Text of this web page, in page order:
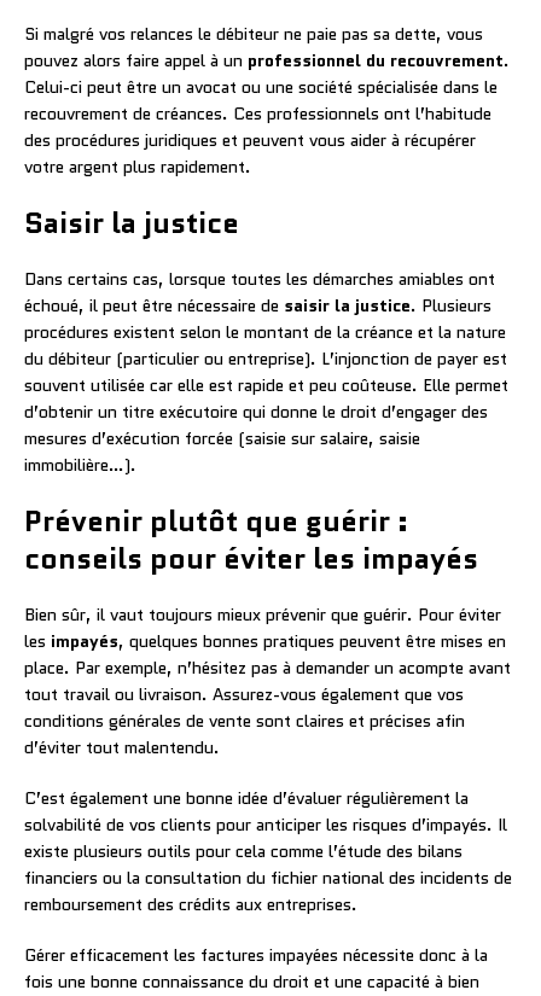
Si malgré vos relances le débiteur ne paie pas sa dette, vous
pouvez alors faire appel à un professionnel du recouvrement.
Celui-ci peut être un avocat ou une société spécialisée dans le
recouvrement de créances. Ces professionnels ont l’habitude
des procédures juridiques et peuvent vous aider à récupérer
votre argent plus rapidement.
Saisir la justice
Dans certains cas, lorsque toutes les démarches amiables ont
échoué, il peut être nécessaire de saisir la justice. Plusieurs
procédures existent selon le montant de la créance et la nature
du débiteur (particulier ou entreprise). L’injonction de payer est
souvent utilisée car elle est rapide et peu coûteuse. Elle permet
d’obtenir un titre exécutoire qui donne le droit d’engager des
mesures d’exécution forcée (saisie sur salaire, saisie
immobilière…).
Prévenir plutôt que guérir :
conseils pour éviter les impayés
Bien sûr, il vaut toujours mieux prévenir que guérir. Pour éviter
les impayés, quelques bonnes pratiques peuvent être mises en
place. Par exemple, n’hésitez pas à demander un acompte avant
tout travail ou livraison. Assurez-vous également que vos
conditions générales de vente sont claires et précises afin
d’éviter tout malentendu.
C’est également une bonne idée d’évaluer régulièrement la
solvabilité de vos clients pour anticiper les risques d’impayés. Il
existe plusieurs outils pour cela comme l’étude des bilans
financiers ou la consultation du fichier national des incidents de
remboursement des crédits aux entreprises.
Gérer efficacement les factures impayées nécessite donc à la
fois une bonne connaissance du droit et une capacité à bien